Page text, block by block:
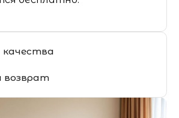
качества
возврат